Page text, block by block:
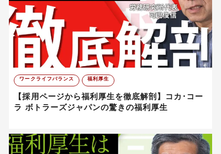
ワークライフバランス 福利厚生
【採用ページから福利厚生を徹底解剖】コカ･コー
ラ ボトラーズジャパンの驚きの福利厚生